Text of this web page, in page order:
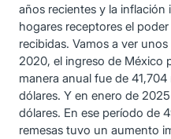
años recientes y la
hogares receptores el
recibidas. Vamos a ver
2020, el ingreso de México
manera anual fue de
dólares. Y en enero de
dólares. En ese período de
remesas tuvo un aumento